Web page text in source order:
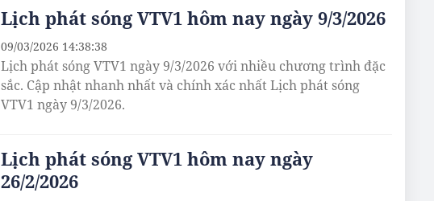
Lịch phát sóng VTV1 hôm nay ngày 9/3/2026
Lịch phát sóng VTV1 ngày 9/3/2026 với nhiều chương trình đặc
sắc. Cập nhật nhanh nhất và chính xác nhất Lịch phát sóng
VTV1 ngày 9/3/2026.
09/03/2026 14:38:38
Lịch phát sóng VTV1 hôm nay ngày
26/2/2026